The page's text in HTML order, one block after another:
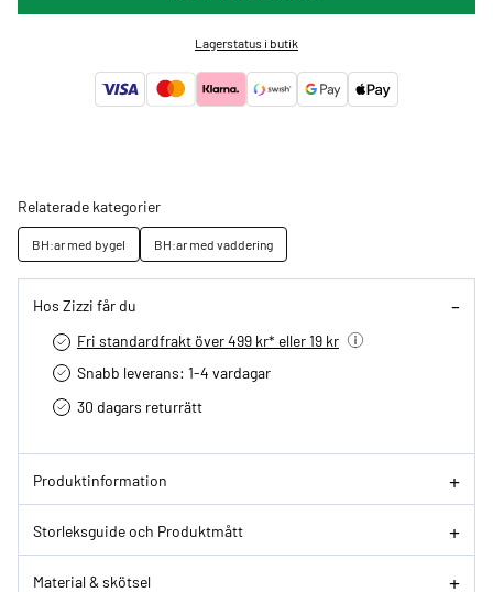
Lagerstatus i butik
Relaterade kategorier
BH:ar med bygel BH:ar med vaddering
Hos Zizzi får du
Fri standardfrakt över 499 kr* eller 19 kr
Snabb leverans: 1-4 vardagar
30 dagars returrätt­
Produktinformation
Storleksguide och Produktmått
Material & skötsel